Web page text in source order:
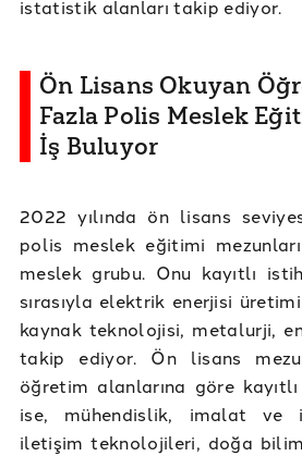
istatistik alanları takip ediyor.
Ön Lisans Okuyan
Fazla Polis Meslek
İş Buluyor
2022 yılında ön lisans
polis meslek eğitimi
meslek grubu. Onu kayıtlı
sırasıyla elektrik enerjisi
kaynak teknolojisi, metalurji,
takip ediyor. Ön lisans
öğretim alanlarına göre
ise, mühendislik, imalat ve
iletişim teknolojileri, doğa